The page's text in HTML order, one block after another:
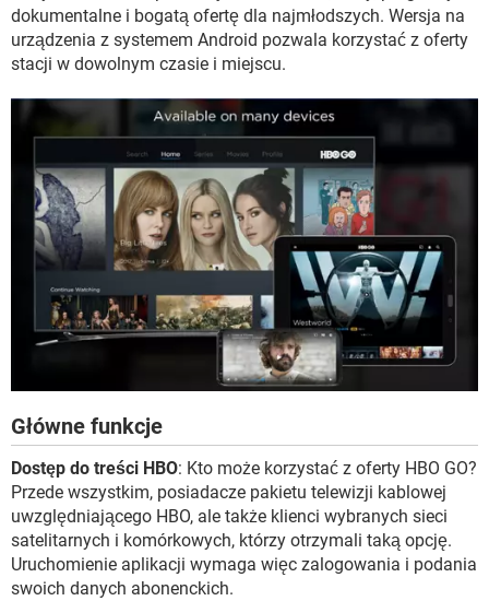
WINDOWS 10
dokumentalne i bogatą ofertę dla najmłodszych. Wersja na
urządzenia z systemem Android pozwala korzystać z oferty
stacji w dowolnym czasie i miejscu.
Główne funkcje
Dostęp do treści HBO: Kto może korzystać z oferty HBO GO?
Przede wszystkim, posiadacze pakietu telewizji kablowej
uwzględniającego HBO, ale także klienci wybranych sieci
satelitarnych i komórkowych, którzy otrzymali taką opcję.
Uruchomienie aplikacji wymaga więc zalogowania i podania
swoich danych abonenckich.